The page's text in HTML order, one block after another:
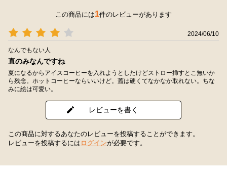
この商品には1件のレビューがあります
2024/06/10
なんでもない人
直のみなんですね
夏になるからアイスコーヒーを入れようとしたけどストロー挿すとこ無いか
ら残念。ホットコーヒーならいいけど。蓋は硬くてなかなか取れない。ちな
みに絵は可愛い。
レビューを書く
この商品に対するあなたのレビューを投稿することができます。
レビューを投稿するには ログインが必要です。